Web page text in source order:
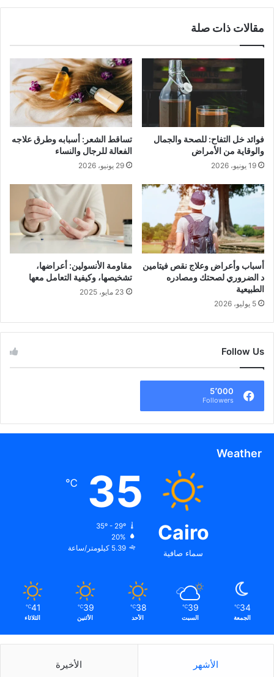
مقالات ذات صلة
فوائد خل التفاح: للصحة والجمال
والوقاية من الأمراض
19 يونيو، 2026
تساقط الشعر: أسبابه وطرق علاجه
الفعالة للرجال والنساء
29 يونيو، 2026
أسباب وأعراض وعلاج نقص فيتامين
د الضروري لصحتك ومصادره
الطبيعية
5 يوليو، 2026
مقاومة الأنسولين: أعراضها،
تشخيصها، وكيفية التعامل معها
23 مايو، 2025
Follow Us
5٬000
Followers
Weather
Cairo
سماء صافية
35
℃
35º - 29º
20%
5.39 كيلومتر/ساعة
34
℃
الجمعة
39
℃
السبت
38
℃
الأحد
39
℃
الأثنين
41
℃
الثلاثاء
الأشهر الأخيرة